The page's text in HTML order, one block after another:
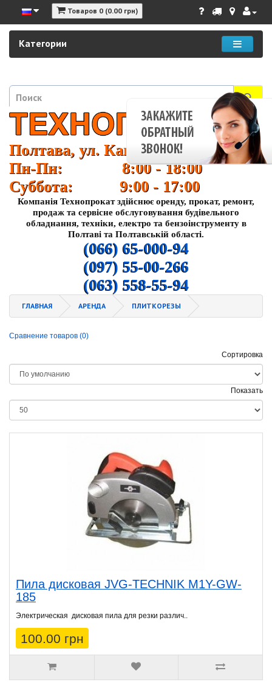
Товаров 0 (0.00 грн)
Категории
Полтава, ул. Кагамлыка 37
Пн-Пн: 8:00 - 18:00
Суббота: 9:00 - 17:00
Компанія Технопрокат здійснює оренду, прокат, ремонт,
продаж та сервісне обслуговування будівельного
обладнання, техніки, електро та бензоінструменту в
Полтаві та Полтавській області.
(066) 65-000-94
(097) 55-00-266
(063) 558-55-94
ГЛАВНАЯ АРЕНДА ПЛИТКОРЕЗЫ
Сравнение товаров (0)
Сортировка
Показать
Пила дисковая JVG-TECHNIK M1Y-GW-
185
Электрическая дисковая пила для резки различ..
100.00 грн